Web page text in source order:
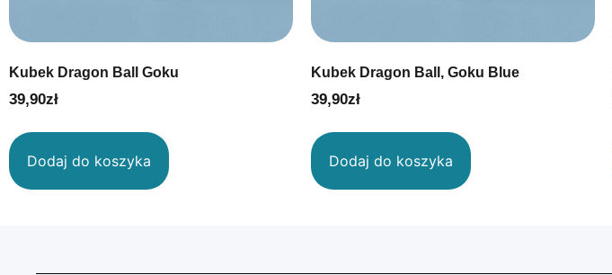
Kubek Dragon Ball Goku
39,90zł
Dodaj do koszyka
Kubek Dragon Ball, Goku Blue
39,90zł
Dodaj do koszyka